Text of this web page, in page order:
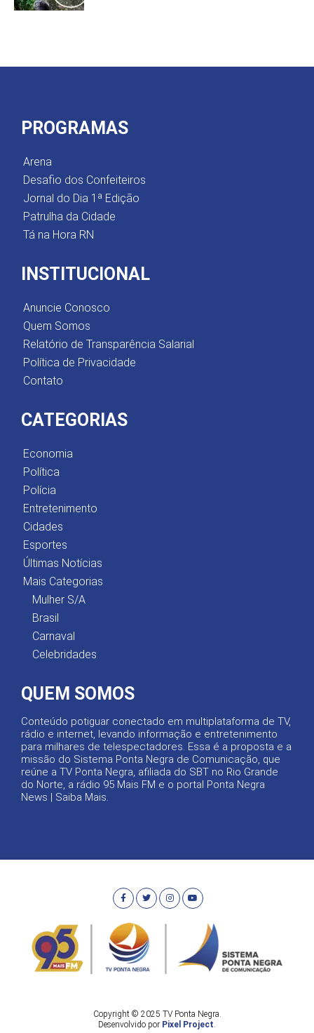
PROGRAMAS
Arena
Desafio dos Confeiteiros
Jornal do Dia 1ª Edição
Patrulha da Cidade
Tá na Hora RN
INSTITUCIONAL
Anuncie Conosco
Quem Somos
Relatório de Transparência Salarial
Política de Privacidade
Contato
CATEGORIAS
Economia
Política
Polícia
Entretenimento
Cidades
Esportes
Últimas Notícias
Mais Categorias
Mulher S/A
Brasil
Carnaval
Celebridades
QUEM SOMOS
Conteúdo potiguar conectado em multiplataforma de TV,
rádio e internet, levando informação e entretenimento
para milhares de telespectadores. Essa é a proposta e a
missão do Sistema Ponta Negra de Comunicação, que
reúne a TV Ponta Negra, afiliada do SBT no Rio Grande
do Norte, a rádio 95 Mais FM e o portal Ponta Negra
News | Saiba Mais.
Copyright © 2025 TV Ponta Negra.
Desenvolvido por Pixel Project.